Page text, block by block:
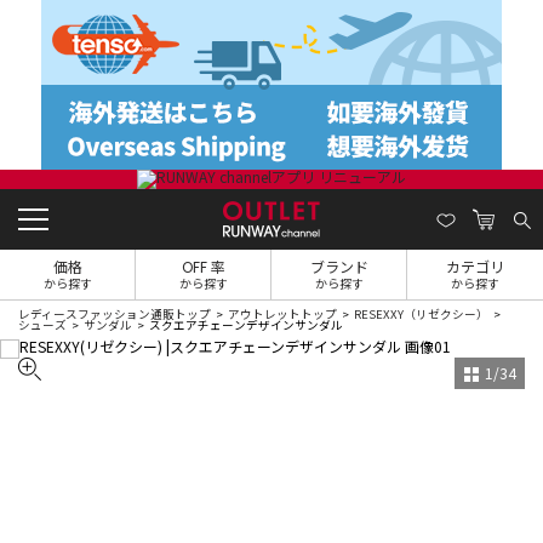
価格
から探す
OFF 率
から探す
ブランド
から探す
カテゴリ
から探す
レディースファッション通販トップ アウトレットトップ RESEXXY（リゼクシー）
シューズ サンダル スクエアチェーンデザインサンダル
1 /34